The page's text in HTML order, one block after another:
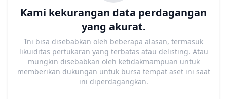
Kami kekurangan data perdagangan
yang akurat.
Ini bisa disebabkan oleh beberapa alasan, termasuk
likuiditas pertukaran yang terbatas atau delisting. Atau
mungkin disebabkan oleh ketidakmampuan untuk
memberikan dukungan untuk bursa tempat aset ini saat
ini diperdagangkan.